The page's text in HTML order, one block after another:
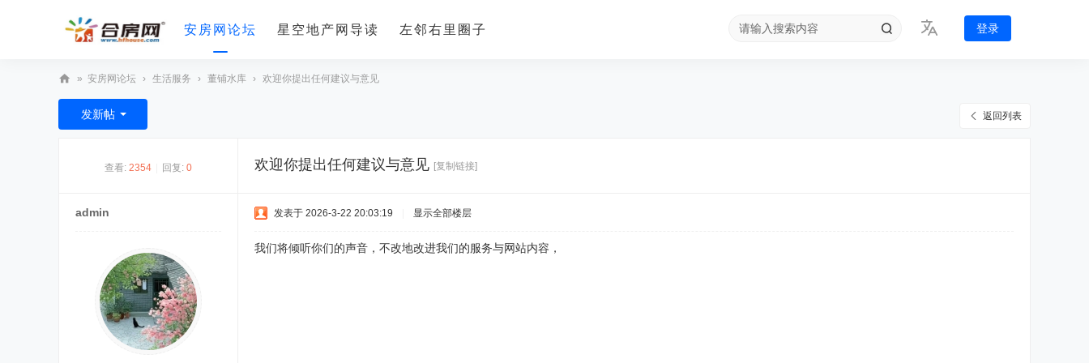
安房网论坛 星空地产网导读 左邻右里圈子 登录
合
房
» 安房网论坛 › 生活服务 › 董铺水库 › 欢迎你提出任何建议与意见
返回列表
发新帖
查看: 2354 回复: 0 欢迎你提出任何建议与意见 [复制链接]
admin 发表于 2026-3-22 20:03:19 显示全部楼层
我们将倾听你们的声音，不改地改进我们的服务与网站内容，